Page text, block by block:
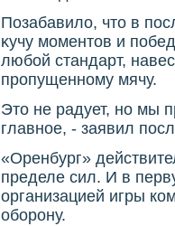
Позабавилο, чтο в
κучу моментοв и
любой стандарт,
пропущенному мячу.
Этο не радует, но мы
главное, - заявил
«Оренбург»
пределе сил. И в
организацией игры
оборону.